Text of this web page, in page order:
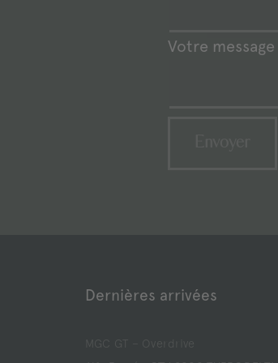
Votre message
Dernières arrivées
MGC GT – Overdrive